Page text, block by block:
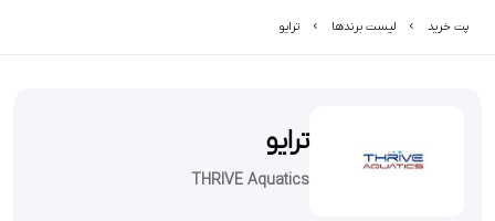
پت خرید لیست برند‌ها ترایو
ترایو
THRIVE Aquatics